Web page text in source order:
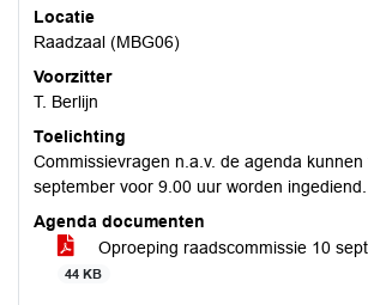
Locatie
Raadzaal (MBG06)
Voorzitter
T. Berlijn
Toelichting
Commissievragen n.a.v. de agenda
september voor 9.00 uur worden ingediend.
Agenda documenten
Oproeping raadscommissie 10
44 KB